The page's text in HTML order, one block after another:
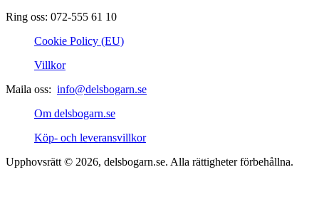
Ring oss: 072-555 61 10
Cookie Policy (EU)
Villkor
Maila oss: info@delsbogarn.se
Om delsbogarn.se
Köp- och leveransvillkor
Upphovsrätt © 2026, delsbogarn.se. Alla rättigheter förbehållna.